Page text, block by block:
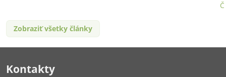
Zobraziť všetky články
Kontakty